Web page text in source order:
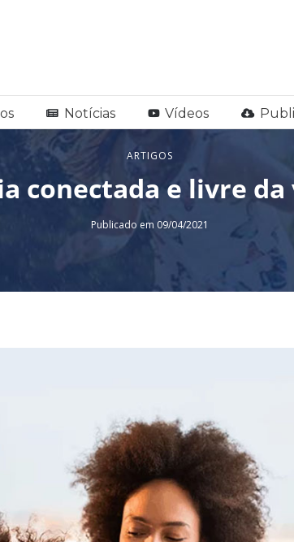
Notícias Vídeos
ARTIGOS
conectada e livre
Publicado em 09/04/2021